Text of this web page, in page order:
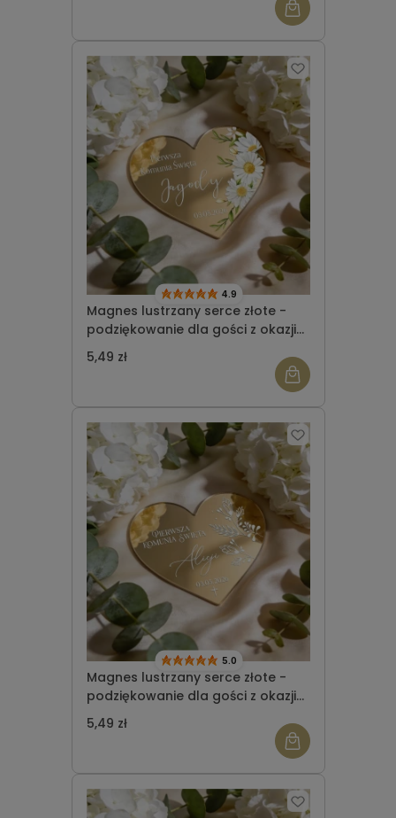
Magnes lustrzany serce złote -
podziękowanie dla gości z okazji
Komunii Świętej wzór 1
4.9
5,49 zł
Magnes lustrzany serce złote -
podziękowanie dla gości z okazji
Komunii Świętej wzór 7
5.0
5,49 zł